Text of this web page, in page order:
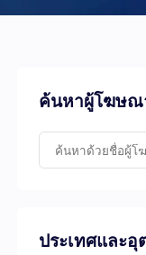
ค้นหาผู้โฆษณ
ประเทศและอุ